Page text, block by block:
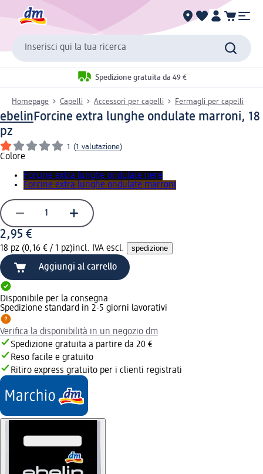
Inserisci qui la tua ricerca
Spedizione gratuita da 49 €
Homepage Capelli Accessori per capelli Fermagli per capelli
ebelinForcine extra lunghe ondulate marroni, 18
pz
1 (1 valutazione)
Colore
Forcine extra lunghe ondulate nere
Forcine extra lunghe ondulate marroni
2,95 €
18 pz (0,16 € / 1 pz)incl. IVA escl. spedizione
Aggiungi al carrello
Disponibile per la consegna
Spedizione standard in 2-5 giorni lavorativi
Verifica la disponibilità in un negozio dm
Spedizione gratuita a partire da 20 €
Reso facile e gratuito
Ritiro express gratuito per i clienti registrati